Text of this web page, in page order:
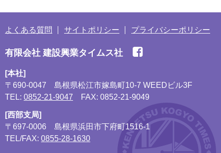
よくある質問 サイトポリシー プライバシーポリシー
有限会社 建設興業タイムス社
[本社]
〒690-0047
島根県松江市嫁島町10-7 WEEDビル3F
TEL: 0852-21-9047 FAX: 0852-21-9049
[西部支局]
〒697-0006
島根県浜田市下府町1516-1
TEL/FAX: 0855-28-1630